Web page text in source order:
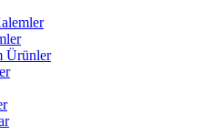
Ürünler